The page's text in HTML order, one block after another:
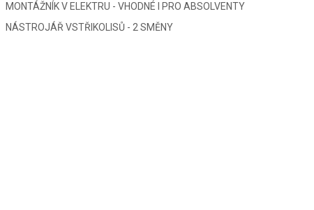
MONTÁŽNÍK V ELEKTRU - VHODNÉ I PRO ABSOLVENTY
NÁSTROJÁŘ VSTŘIKOLISŮ - 2 SMĚNY